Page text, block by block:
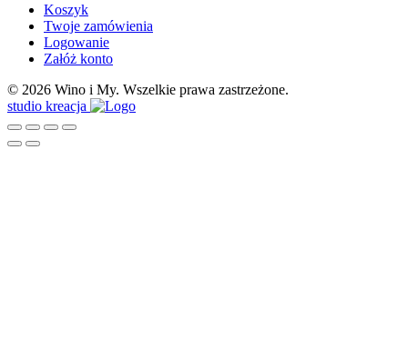
Koszyk
Twoje zamówienia
Logowanie
Załóż konto
© 2026 Wino i My. Wszelkie prawa zastrzeżone.
studio kreacja